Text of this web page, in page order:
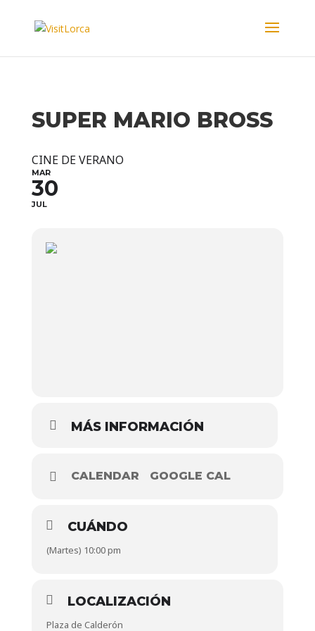
SUPER MARIO BROSS
CINE DE VERANO
MAR
30
JUL
MÁS INFORMACIÓN
CALENDAR GOOGLE CAL
CUÁNDO
(Martes) 10:00 pm
LOCALIZACIÓN
Plaza de Calderón